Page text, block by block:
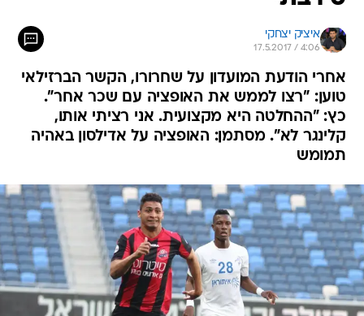
איציק יצחקי
17.5.2017 / 4:06
אחרי הודעת המועדון על שחרורו, הקשר הברזילאי
טוען: "רצו לממש את האופציה עם שכר אחר".
כץ: "ההחלטה היא מקצועית. אני רציתי אותו,
קלינגר לא". מסתמן: האופציה על אדילסון באהיה
תמומש